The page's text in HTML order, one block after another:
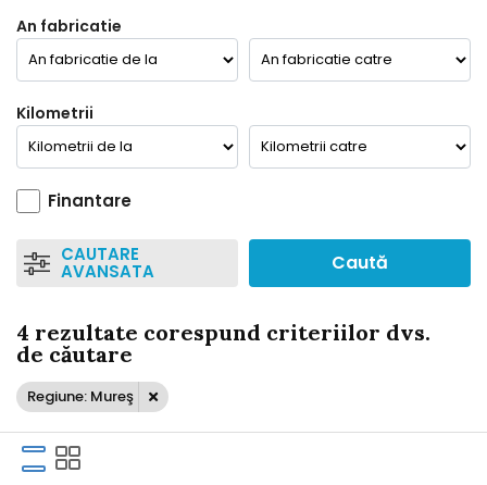
An fabricatie
Kilometrii
Finantare
CAUTARE
AVANSATA Caută
4 rezultate corespund criteriilor dvs.
de căutare
Regiune: Mureş